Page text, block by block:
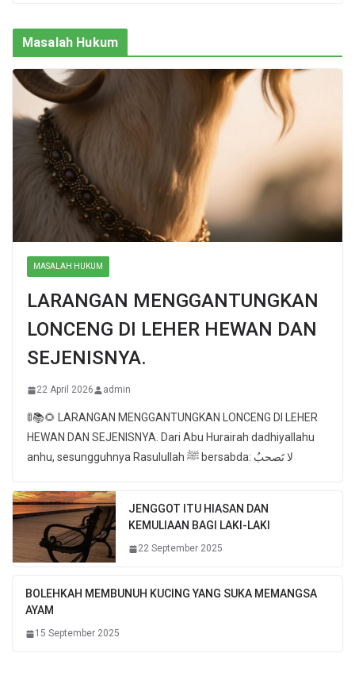
Masalah Hukum
MASALAH HUKUM
LARANGAN MENGGANTUNGKAN
LONCENG DI LEHER HEWAN DAN
SEJENISNYA.
22 April 2026 admin
🚦📚🌻 LARANGAN MENGGANTUNGKAN LONCENG DI LEHER
HEWAN DAN SEJENISNYA. Dari Abu Hurairah dadhiyallahu
anhu, sesungguhnya Rasulullah ﷺ bersabda: لا تَصحبُ
JENGGOT ITU HIASAN DAN
KEMULIAAN BAGI LAKI-LAKI
22 September 2025
BOLEHKAH MEMBUNUH KUCING YANG SUKA MEMANGSA
AYAM
15 September 2025